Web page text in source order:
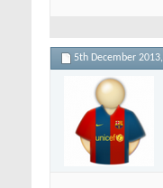
5th December 2013,